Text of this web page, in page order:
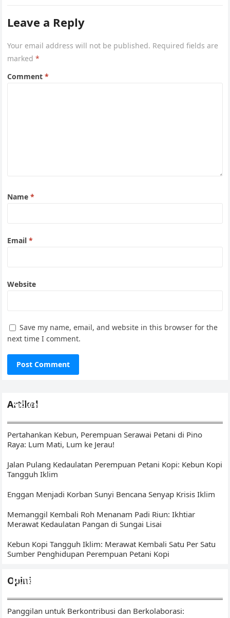
p o
k
k
sl
Leave a Reply
Your email address will not be published. Required fields are
marked*
Comment*
Name*
Email*
Website
Save my name, email, and website in this browser for the
next time I comment.
Artikel
Kedurei Kawo: Ikhtiar Menunaikan Amanat di Kebun Kopi
Pertahankan Kebun, Perempuan Serawai Petani di Pino
Raya: Lum Mati, Lum ke Jerau!
Jalan Pulang Kedaulatan Perempuan Petani Kopi: Kebun Kopi
Tangguh Iklim
Enggan Menjadi Korban Sunyi Bencana Senyap Krisis Iklim
Memanggil Kembali Roh Menanam Padi Riun: Ikhtiar
Merawat Kedaulatan Pangan di Sungai Lisai
Kebun Kopi Tangguh Iklim: Merawat Kembali Satu Per Satu
Sumber Penghidupan Perempuan Petani Kopi
Opini
Mutigh Kawo(e): Dari Bengkulu, Membangun Narasi Kopi
Panggilan untuk Berkontribusi dan Berkolaborasi: